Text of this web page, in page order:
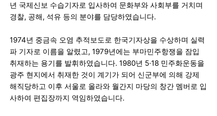
년 국제신보 수습기자로 입사하여 문화부와 사회부를 거치며
경찰, 공해, 석유 등의 분야를 담당하였습니다.
1974년 중금속 오염 추적보도로 한국기자상을 수상하며 실력
파 기자로 이름을 알렸고, 1979년에는 부마민주항쟁을 잠입
취재하는 용기를 발휘하였습니다. 1980년 5·18 민주화운동을
광주 현지에서 취재한 것이 계기가 되어 신군부에 의해 강제
해직당하고 이후 서울로 올라와 월간지 마당의 창간 멤버로 입
사하여 편집장까지 역임하였습니다.